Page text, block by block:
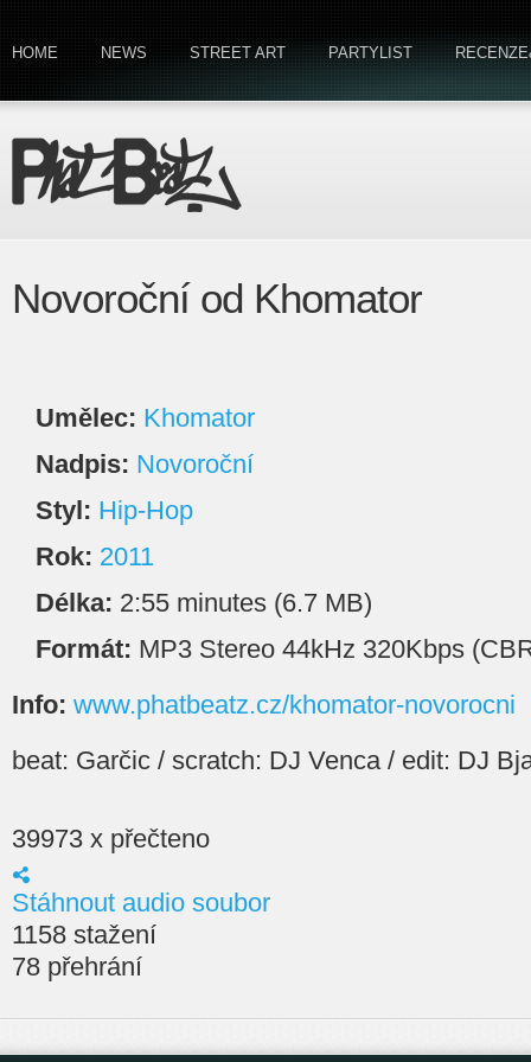
HOME NEWS STREET ART PARTYLIST
Novoroční od Khomator
Umělec: Khomator
Nadpis: Novoroční
Styl: Hip-Hop
Rok: 2011
Délka: 2:55 minutes (6.7 MB)
Formát: MP3 Stereo 44kHz 320Kbps
Info: www.phatbeatz.cz/khomator-novorocni
beat: Garčic / scratch: DJ Venca / edit: DJ
39973 x přečteno
Stáhnout audio soubor
1158 stažení
78 přehrání